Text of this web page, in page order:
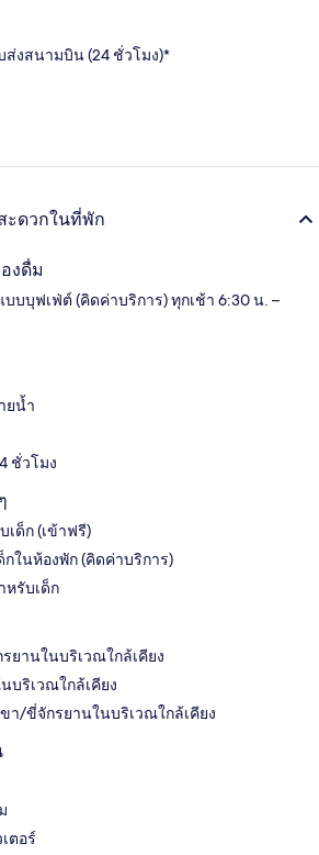
ส่งสนามบิน (24 ชั่วโมง)*
ะดวกในที่พัก
งดื่ม
บบุฟเฟ่ต์ (คิดค่าบริการ) ทุกเช้า 6:30 น. –
ยน้ำ
ชั่วโมง
เด็ก (เข้าฟรี)
กในห้องพัก (คิดค่าบริการ)
หรับเด็ก
ยานในบริเวณใกล้เคียง
บริเวณใกล้เคียง
ขา/ขี่จักรยานในบริเวณใกล้เคียง
ตอร์